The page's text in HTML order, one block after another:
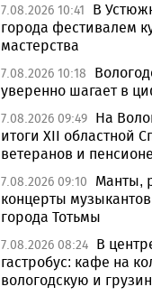
7.08.2026 10:41
В
города фестивалем
мастерства
7.08.2026 10:18
уверенно шагает в
7.08.2026 09:49 На
итоги XII областной
ветеранов и
7.08.2026 09:10
Манты,
концерты
города Тотьмы
7.08.2026 08:24 В
гастробус: кафе на
вологодскую и